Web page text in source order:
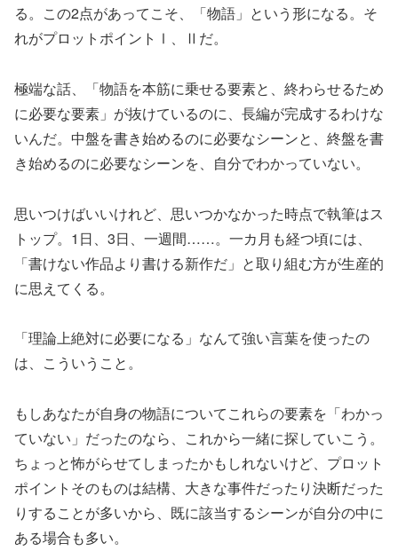
る。この2点があってこそ、「物語」という形になる。そ
れがプロットポイントⅠ、Ⅱだ。
極端な話、「物語を本筋に乗せる要素と、終わらせるため
に必要な要素」が抜けているのに、長編が完成するわけな
いんだ。中盤を書き始めるのに必要なシーンと、終盤を書
き始めるのに必要なシーンを、自分でわかっていない。
思いつけばいいけれど、思いつかなかった時点で執筆はス
トップ。1日、3日、一週間……。一カ月も経つ頃には、
「書けない作品より書ける新作だ」と取り組む方が生産的
に思えてくる。
「理論上絶対に必要になる」なんて強い言葉を使ったの
は、こういうこと。
もしあなたが自身の物語についてこれらの要素を「わかっ
ていない」だったのなら、これから一緒に探していこう。
ちょっと怖がらせてしまったかもしれないけど、プロット
ポイントそのものは結構、大きな事件だったり決断だった
りすることが多いから、既に該当するシーンが自分の中に
ある場合も多い。